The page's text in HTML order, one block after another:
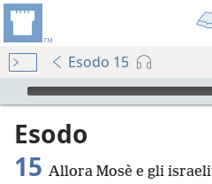
Esodo 15
Audio Player
Esodo
15 Allora Mosè e gli